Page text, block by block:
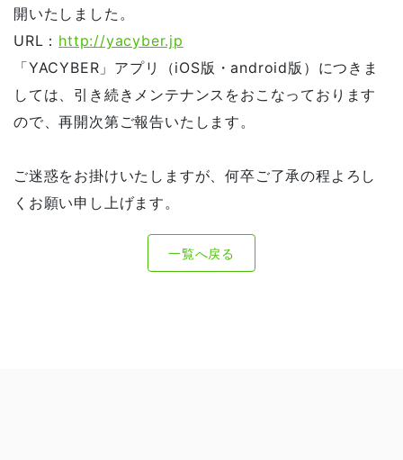
開いたしました。
URL： http://yacyber.jp
「YACYBER」アプリ（iOS版・android版）につきま
しては、引き続きメンテナンスをおこなっております
ので、再開次第ご報告いたします。
ご迷惑をお掛けいたしますが、何卒ご了承の程よろし
くお願い申し上げます。
一覧へ戻る